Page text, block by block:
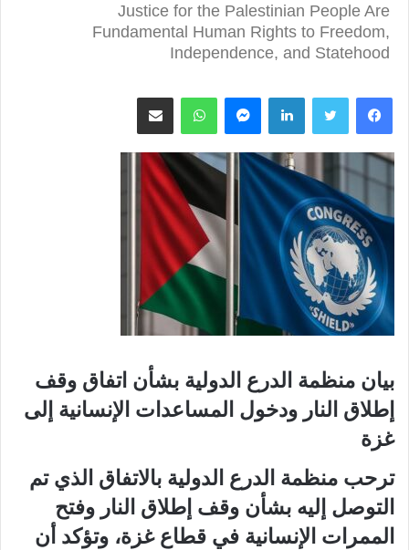
Justice for the Palestinian People Are
Fundamental Human Rights to Freedom,
Independence, and Statehood
لينكدإن ماسنجر واتساب مشاركة عبر البريد
بيان منظمة الدرع الدولية بشأن اتفاق وقف
إطلاق النار ودخول المساعدات الإنسانية إلى
غزة
ترحب منظمة الدرع الدولية بالاتفاق الذي تم
التوصل إليه بشأن وقف إطلاق النار وفتح
الممرات الإنسانية في قطاع غزة، وتؤكد أن